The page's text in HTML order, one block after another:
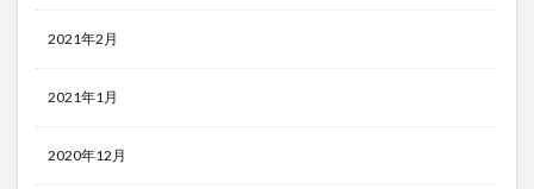
2021年2月
2021年1月
2020年12月